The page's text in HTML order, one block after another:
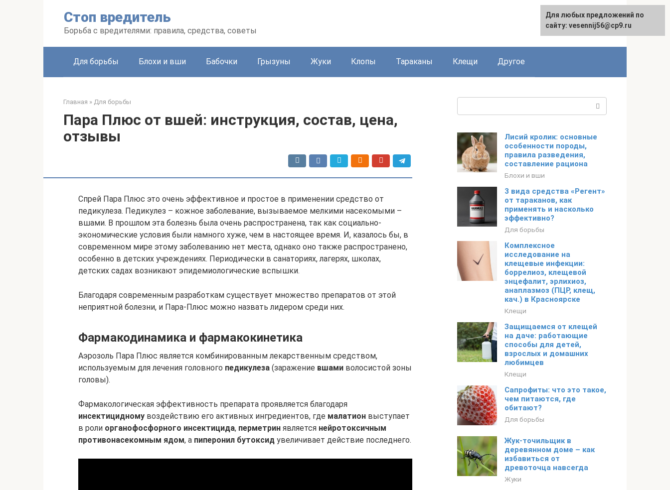
Стоп вредитель
Борьба с вредителями: правила, средства, советы
English
Для борьбы Блохи и вши Бабочки Грызуны Жуки Клопы Тараканы Клещи Другое
Главная » Для борьбы
Пара Плюс от вшей: инструкция, состав, цена,
отзывы
Спрей Пара Плюс это очень эффективное и простое в применении средство от
педикулеза. Педикулез – кожное заболевание, вызываемое мелкими насекомыми –
вшами. В прошлом эта болезнь была очень распространена, так как социально-
экономические условия были намного хуже, чем в настоящее время. И, казалось бы, в
современном мире этому заболеванию нет места, однако оно также распространено,
особенно в детских учреждениях. Периодически в санаториях, лагерях, школах,
детских садах возникают эпидемиологические вспышки.
Благодаря современным разработкам существует множество препаратов от этой
неприятной болезни, и Пара-Плюс можно назвать лидером среди них.
Фармакодинамика и фармакокинетика
Аэрозоль Пара Плюс является комбинированным лекарственным средством,
используемым для лечения головного педикулеза (заражение вшами волосистой зоны
головы).
Фармакологическая эффективность препарата проявляется благодаря
инсектицидному воздействию его активных ингредиентов, где малатион выступает
в роли органофосфорного инсектицида, перметрин является нейротоксичным
противонасекомным ядом, а пиперонил бутоксид увеличивает действие последнего.
Лисий кролик: основные
особенности породы,
правила разведения,
составление рациона
Блохи и вши
3 вида средства «Регент»
от тараканов, как
применять и насколько
эффективно?
Для борьбы
Комплексное
исследование на
клещевые инфекции:
боррелиоз, клещевой
энцефалит, эрлихиоз,
анаплазмоз (ПЦР, клещ,
кач.) в Красноярске
Клещи
Защищаемся от клещей
на даче: работающие
способы для детей,
взрослых и домашних
любимцев
Клещи
Сапрофиты: что это такое,
чем питаются, где
обитают?
Для борьбы
Жук-точильщик в
деревянном доме – как
избавиться от
древоточца навсегда
Жуки
Для любых предложений по
сайту: vesennij56@cp9.ru